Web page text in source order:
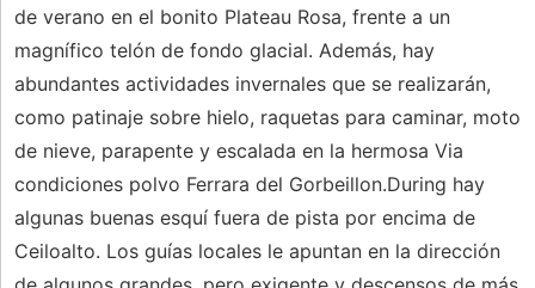
de verano en el bonito Plateau Rosa, frente a un
magnífico telón de fondo glacial. Además, hay
abundantes actividades invernales que se realizarán,
como patinaje sobre hielo, raquetas para caminar, moto
de nieve, parapente y escalada en la hermosa Via
condiciones polvo Ferrara del Gorbeillon.During hay
algunas buenas esquí fuera de pista por encima de
Ceiloalto. Los guías locales le apuntan en la dirección